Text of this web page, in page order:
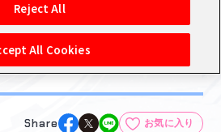
シリアルコード・
あいことば
Pレポ
峰結華役 声優の決定につき
Share お気に入り
Reject All
All Cookies